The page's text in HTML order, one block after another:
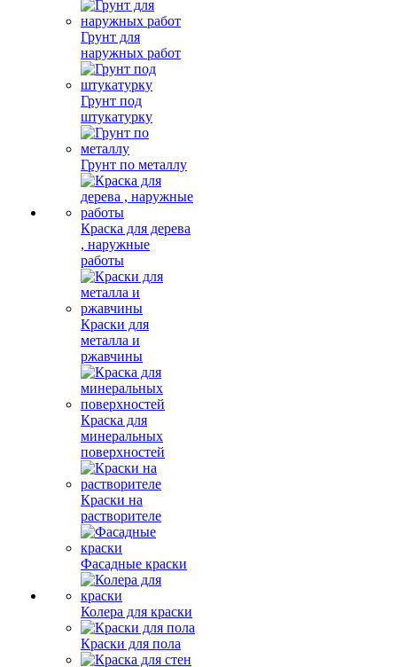
Грунт для
наружных работ
Грунт под
штукатурку
Грунт по металлу
Краска для дерева
, наружные
работы
Краски для
металла и
ржавчины
Краска для
минеральных
поверхностей
Краски на
растворителе
Фасадные краски
Колера для краски
Краски для пола